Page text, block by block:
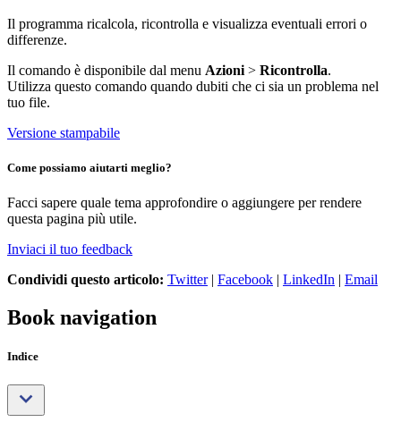
Il programma ricalcola, ricontrolla e visualizza eventuali errori o
differenze.
Il comando è disponibile dal menu Azioni > Ricontrolla.
Utilizza questo comando quando dubiti che ci sia un problema nel
tuo file.
Versione stampabile
Come possiamo aiutarti meglio?
Facci sapere quale tema approfondire o aggiungere per rendere
questa pagina più utile.
Inviaci il tuo feedback
Condividi questo articolo: Twitter| Facebook | LinkedIn | Email
Book navigation
Indice